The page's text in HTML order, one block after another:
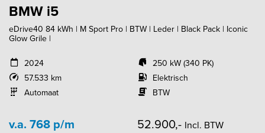
BMW i5
eDrive40 84 kWh | M Sport Pro | BTW | Leder | Black Pack | Iconic
Glow Grile |
2024
57.533 km
Automaat
250 kW (340 PK)
Elektrisch
BTW
v.a. 768 p/m 52.900,- Incl. BTW